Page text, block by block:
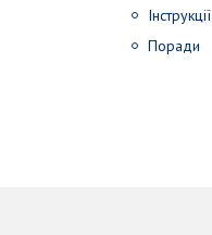
Інструкції
Поради